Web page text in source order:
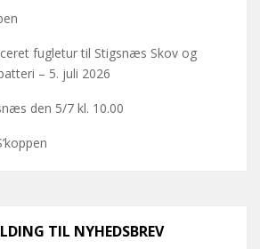
fugletur til Stigsnæs Skov og
– 5. juli 2026
den 5/7 kl. 10.00
TIL NYHEDSBREV